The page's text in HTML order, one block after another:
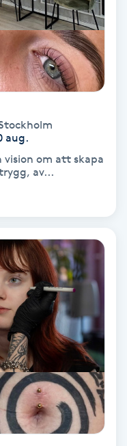
aug.
vision om att skapa
av...